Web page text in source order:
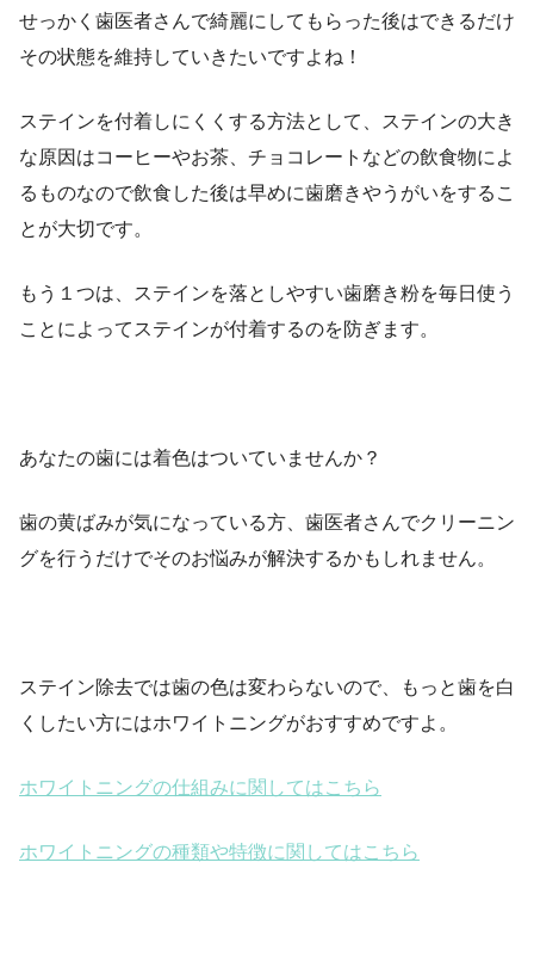
せっかく歯医者さんで綺麗にしてもらった後はできるだけ
その状態を維持していきたいですよね！
ステインを付着しにくくする方法として、ステインの大き
な原因はコーヒーやお茶、チョコレートなどの飲食物によ
るものなので飲食した後は早めに歯磨きやうがいをするこ
とが大切です。
もう１つは、ステインを落としやすい歯磨き粉を毎日使う
ことによってステインが付着するのを防ぎます。
あなたの歯には着色はついていませんか？
歯の黄ばみが気になっている方、歯医者さんでクリーニン
グを行うだけでそのお悩みが解決するかもしれません。
ステイン除去では歯の色は変わらないので、もっと歯を白
くしたい方にはホワイトニングがおすすめですよ。
ホワイトニングの仕組みに関してはこちら
ホワイトニングの種類や特徴に関してはこちら